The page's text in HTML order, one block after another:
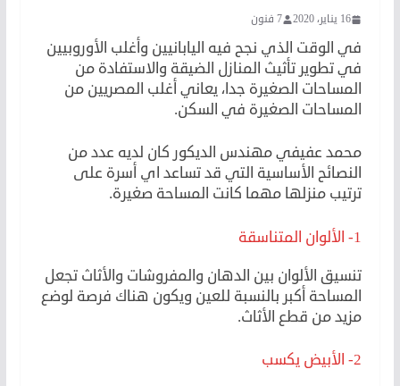
16 يناير، 2020 7 فنون
في الوقت الذي نجح فيه اليابانيين وأغلب الأوروبيين
في تطوير تأثيث المنازل الضيقة والاستفادة من
المساحات الصغيرة جدا، يعاني أغلب المصريين من
المساحات الصغيرة في السكن.
محمد عفيفي مهندس الديكور كان لديه عدد من
النصائح الأساسية التي قد تساعد اي أسرة على
ترتيب منزلها مهما كانت المساحة صغيرة.
1- الألوان المتناسقة
تنسيق الألوان بين الدهان والمفروشات والأثاث تجعل
المساحة أكبر بالنسبة للعين ويكون هناك فرصة لوضع
مزيد من قطع الأثاث.
2- الأبيض يكسب